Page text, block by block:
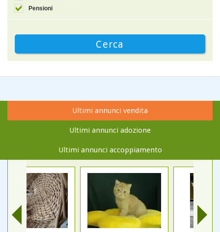
Pensioni
Ultimi annunci vendita
Ultimi annunci adozione
Ultimi annunci accoppiamento